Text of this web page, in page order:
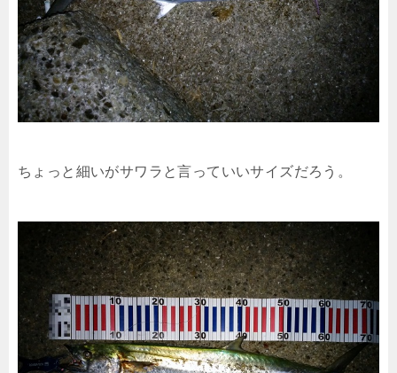
ちょっと細いがサワラと言っていいサイズだろう。